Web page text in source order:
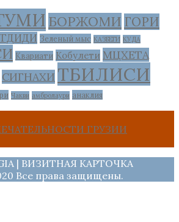
БОРЖОМИ ГОРИ
Зеленый мыс КАЗБЕГИ КУДА
Квариати Кобулети МЦХЕТА
СИГНАХИ ТБИЛИСИ
Чакви амбролаури анаклия
ГРУЗИИ
| ВИЗИТНАЯ КАРТОЧКА
Все права защищены.